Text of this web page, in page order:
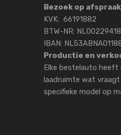
Bezoek op afspraak
KVK: 66191882
BTW-NR:
IBAN:
Productie en
Elke bestelauto heeft
laadruimte wat
specifieke model op